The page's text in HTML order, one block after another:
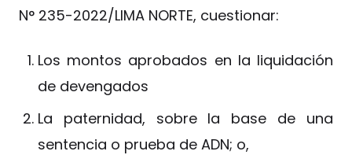
N° 235-2022/LIMA NORTE, cuestionar:
Los montos aprobados en la liquidación
de devengados
La paternidad, sobre la base de una
sentencia o prueba de ADN; o,